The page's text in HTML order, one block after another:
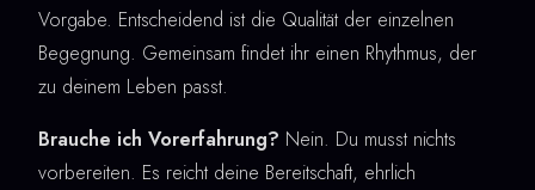
Vorgabe. Entscheidend ist die Qualität der einzelnen
Begegnung. Gemeinsam findet ihr einen Rhythmus, der
zu deinem Leben passt.
Brauche ich Vorerfahrung? Nein. Du musst nichts
vorbereiten. Es reicht deine Bereitschaft, ehrlich